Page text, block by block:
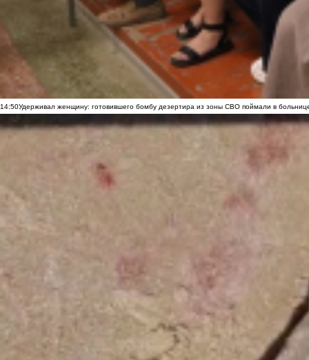
14:50Удерживал женщину: готовившего бомбу дезертира из зоны СВО поймали в